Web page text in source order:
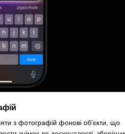
з фотографій фонові об'єкти, що